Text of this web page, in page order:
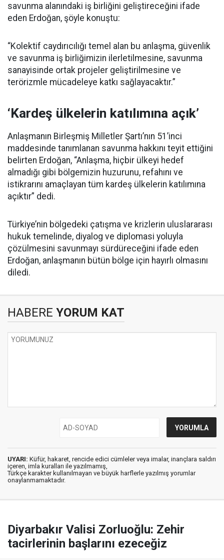
savunma alanındaki iş birliğini geliştireceğini ifade
eden Erdoğan, şöyle konuştu:
“Kolektif caydırıcılığı temel alan bu anlaşma, güvenlik
ve savunma iş birliğimizin ilerletilmesine, savunma
sanayisinde ortak projeler geliştirilmesine ve
terörizmle mücadeleye katkı sağlayacaktır.”
‘Kardeş ülkelerin katılımına açık’
Anlaşmanın Birleşmiş Milletler Şartı’nın 51’inci
maddesinde tanımlanan savunma hakkını teyit ettiğini
belirten Erdoğan, “Anlaşma, hiçbir ülkeyi hedef
almadığı gibi bölgemizin huzurunu, refahını ve
istikrarını amaçlayan tüm kardeş ülkelerin katılımına
açıktır” dedi.
Türkiye’nin bölgedeki çatışma ve krizlerin uluslararası
hukuk temelinde, diyalog ve diplomasi yoluyla
çözülmesini savunmayı sürdüreceğini ifade eden
Erdoğan, anlaşmanın bütün bölge için hayırlı olmasını
diledi.
HABERE YORUM KAT
UYARI: Küfür, hakaret, rencide edici cümleler veya imalar, inançlara saldırı
içeren, imla kuralları ile yazılmamış,
Türkçe karakter kullanılmayan ve büyük harflerle yazılmış yorumlar
onaylanmamaktadır.
Diyarbakır Valisi Zorluoğlu: Zehir
tacirlerinin başlarını ezeceğiz